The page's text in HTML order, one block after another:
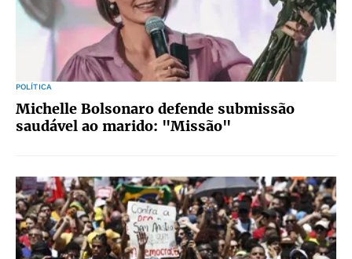
POLÍTICA
Michelle Bolsonaro defende submissão
saudável ao marido: "Missão"